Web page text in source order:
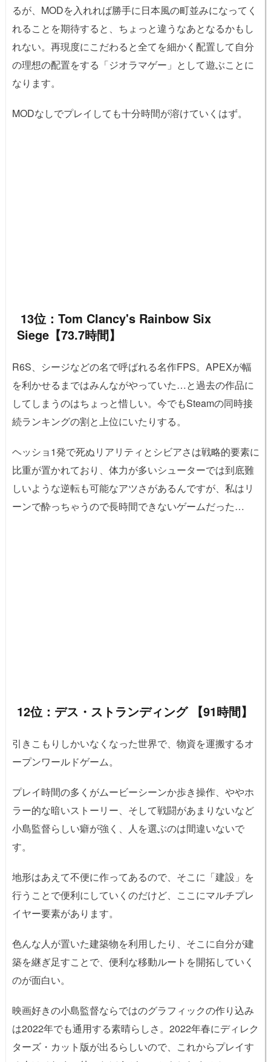
るが、MODを入れれば勝手に日本風の町並みになってく
れることを期待すると、ちょっと違うなあとなるかもし
れない。再現度にこだわると全てを細かく配置して自分
の理想の配置をする「ジオラマゲー」として遊ぶことに
なります。
MODなしでプレイしても十分時間が溶けていくはず。
13位：Tom Clancy's Rainbow Six
Siege【73.7時間】
R6S、シージなどの名で呼ばれる名作FPS。APEXが幅
を利かせるまではみんながやっていた…と過去の作品に
してしまうのはちょっと惜しい。今でもSteamの同時接
続ランキングの割と上位にいたりする。
ヘッショ1発で死ぬリアリティとシビアさは戦略的要素に
比重が置かれており、体力が多いシューターでは到底難
しいような逆転も可能なアツさがあるんですが、私はリ
ーンで酔っちゃうので長時間できないゲームだった…
12位：デス・ストランディング 【91時間】
引きこもりしかいなくなった世界で、物資を運搬するオ
ープンワールドゲーム。
プレイ時間の多くがムービーシーンか歩き操作、ややホ
ラー的な暗いストーリー、そして戦闘があまりないなど
小島監督らしい癖が強く、人を選ぶのは間違いないで
す。
地形はあえて不便に作ってあるので、そこに「建設」を
行うことで便利にしていくのだけど、ここにマルチプレ
イヤー要素があります。
色んな人が置いた建築物を利用したり、そこに自分が建
築を継ぎ足すことで、便利な移動ルートを開拓していく
のが面白い。
映画好きの小島監督ならではのグラフィックの作り込み
は2022年でも通用する素晴らしさ。2022年春にディレク
ターズ・カット版が出るらしいので、これからプレイす